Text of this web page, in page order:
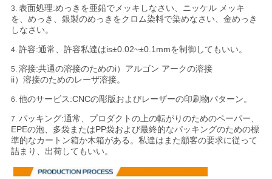
マ
ッ
プ
ラ
イ
3. 表面処理:めっきを亜鉛でメッキしなさい、ニッケル メッキ
を、めっき、銀製のめっきをクロム染料で染めなさい、金めっき
しなさい。
4. 許容:通常、許容私達はis±0.02~±0.1mmを制御してもいい。
5. 溶接:共通の溶接のためのi）アルゴン アークの溶接
ii）溶接のためのレーザ溶接。
6. 他のサービス:CNCの彫版およびレーザーの印刷物パターン。
7. パッキング:通常、プロダクトの上の転がりのためのペーパー、
EPEの泡、多袋またはPP袋および最終的なパッキングのための標
準的なカートン箱か木箱がある。私達はまた顧客の要求に従って
詰まり、出荷してもいい。